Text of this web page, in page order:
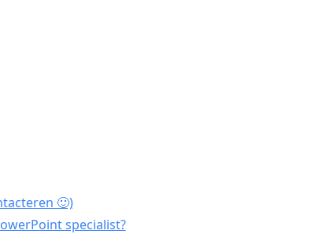
🙂)
specialist?